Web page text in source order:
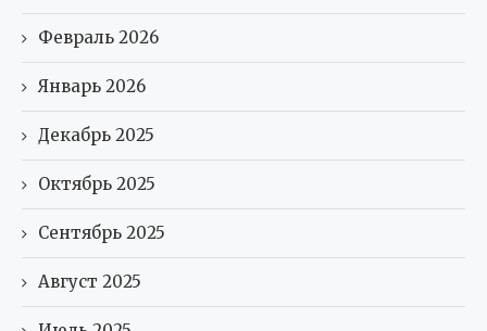
Февраль 2026
Январь 2026
Декабрь 2025
Октябрь 2025
Сентябрь 2025
Август 2025